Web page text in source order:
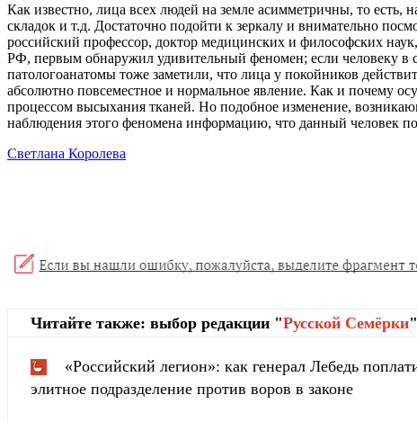
Как известно, лица всех людей на земле асимметричны, то есть,
складок и т.д. Достаточно подойти к зеркалу и внимательно
российский профессор, доктор медицинских и философских
РФ, первым обнаружил удивительный феномен; если человеку в
патологоанатомы тоже заметили, что лица у покойников
абсолютно повсеместное и нормальное явление. Как и почему
процессом высыхания тканей. Но подобное изменение,
наблюдения этого феномена информацию, что данный человек
Светлана Королева
Читайте также: выбор редакции "Русской Cемёрки"
«Российский легион»: как генерал Лебедь
элитное подразделение против воров в законе